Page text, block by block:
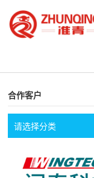
合作客户
请选择分类